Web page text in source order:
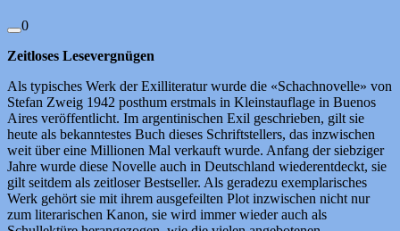
0
Zeitloses Lesevergnügen
Als typisches Werk der Exilliteratur wurde die «Schachnovelle» von
Stefan Zweig 1942 posthum erstmals in Kleinstauflage in Buenos
Aires veröffentlicht. Im argentinischen Exil geschrieben, gilt sie
heute als bekanntestes Buch dieses Schriftstellers, das inzwischen
weit über eine Millionen Mal verkauft wurde. Anfang der siebziger
Jahre wurde diese Novelle auch in Deutschland wiederentdeckt, sie
gilt seitdem als zeitloser Bestseller. Als geradezu exemplarisches
Werk gehört sie mit ihrem ausgefeilten Plot inzwischen nicht nur
zum literarischen Kanon, sie wird immer wieder auch als